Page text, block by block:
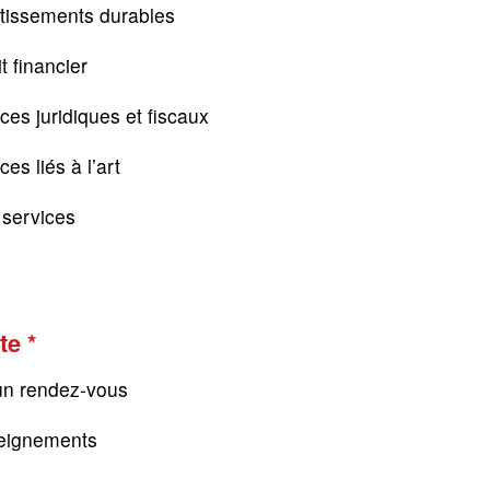
durables
financier
juridiques et fiscaux
liés à l’art
rendez-vous